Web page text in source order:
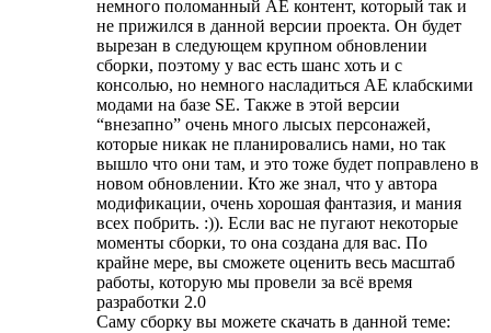
немного поломанный AE контент, который так и
не прижился в данной версии проекта. Он будет
вырезан в следующем крупном обновлении
сборки, поэтому у вас есть шанс хоть и с
консолью, но немного насладиться AE клабскими
модами на базе SE. Также в этой версии
“внезапно” очень много лысых персонажей,
которые никак не планировались нами, но так
вышло что они там, и это тоже будет поправлено в
новом обновлении. Кто же знал, что у автора
модификации, очень хорошая фантазия, и мания
всех побрить. :)). Если вас не пугают некоторые
моменты сборки, то она создана для вас. По
крайне мере, вы сможете оценить весь масштаб
работы, которую мы провели за всё время
разработки 2.0
Саму сборку вы можете скачать в данной теме: